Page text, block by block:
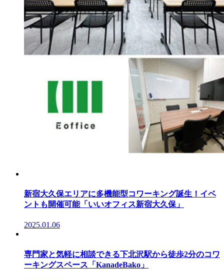
新宿大久保エリアに多機能型コワーキング誕生！イベ
ントも開催可能「いいオフィス新宿大久保」
2025.01.06
専門家と気軽に相談できる下北沢駅から徒歩2分のコワ
ーキングスペース「KanadeBako」